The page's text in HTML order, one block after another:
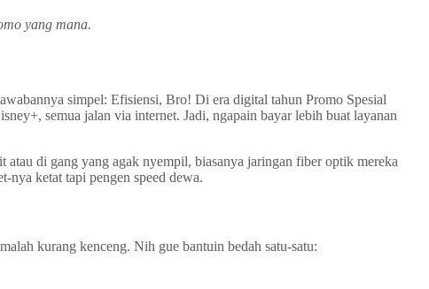
yang mana.
simpel: Efisiensi, Bro! Di era digital tahun Promo Spesial
semua jalan via internet. Jadi, ngapain bayar lebih buat layanan
di gang yang agak nyempil, biasanya jaringan fiber optik mereka
nya ketat tapi pengen speed dewa.
kurang kenceng. Nih gue bantuin bedah satu-satu: